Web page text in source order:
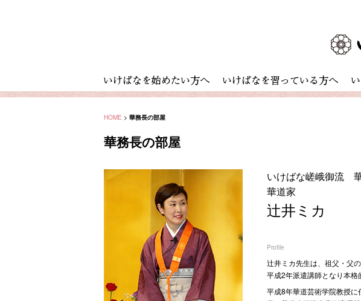
HOME > 華務長の部屋
華務長の部屋
いけばな嵯峨御流
華道家
辻井ミカ
Profile
辻󠄀井ミカ先生は、祖父・父
平成2年派遣講師となり本格
平成8年華道芸術学院教授